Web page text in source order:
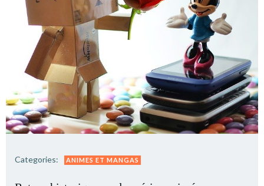
Categories: ANIMES ET MANGAS